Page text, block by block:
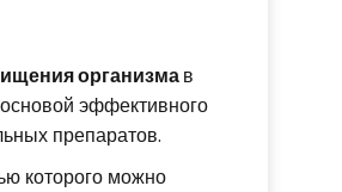
организмав
эффективного
препаратов.
которого можно